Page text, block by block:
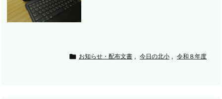
 お知らせ・配布文書 , 今日の北小 , 令和８年度